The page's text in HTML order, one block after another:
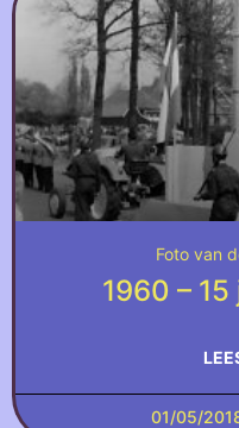
Foto van
1960 –
01/05/